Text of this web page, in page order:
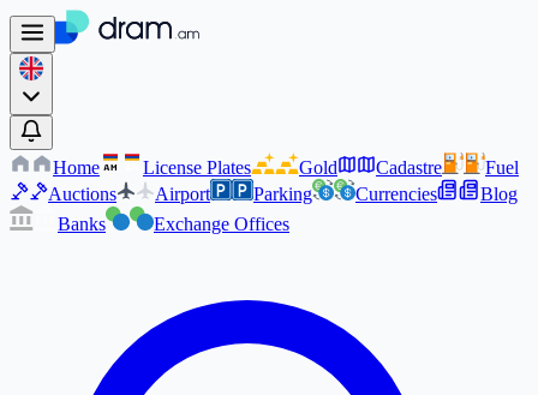
Home AM License Plates Gold Cadastre
Fuel
Auctions
Airport Parking Currencies
Blog
Banks
Exchange Offices